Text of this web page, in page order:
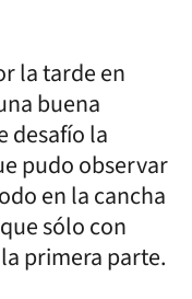
la tarde en
buena
desafío la
pudo observar
en la cancha
sólo con
primera parte.